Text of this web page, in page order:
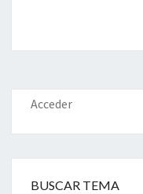
o
o
k
er dI
n
Acceder
BUSCAR TEMA